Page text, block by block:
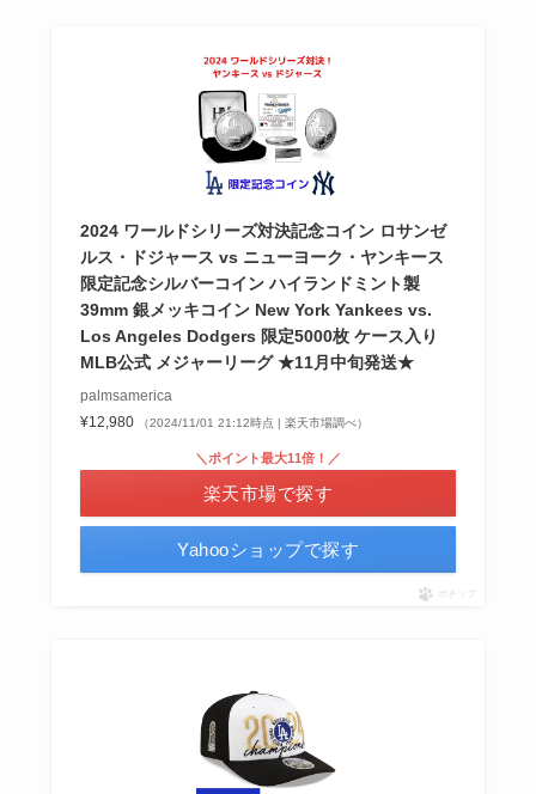
2024 ワールドシリーズ対決記念コイン ロサンゼ
ルス・ドジャース vs ニューヨーク・ヤンキース
限定記念シルバーコイン ハイランドミント製
39mm 銀メッキコイン New York Yankees vs.
Los Angeles Dodgers 限定5000枚 ケース入り
MLB公式 メジャーリーグ ★11月中旬発送★
palmsamerica
¥12,980
（2024/11/01 21:12時点 | 楽天市場調べ）
＼ポイント最大11倍！／
楽天市場で探す
Yahooショップで探す
ポチップ